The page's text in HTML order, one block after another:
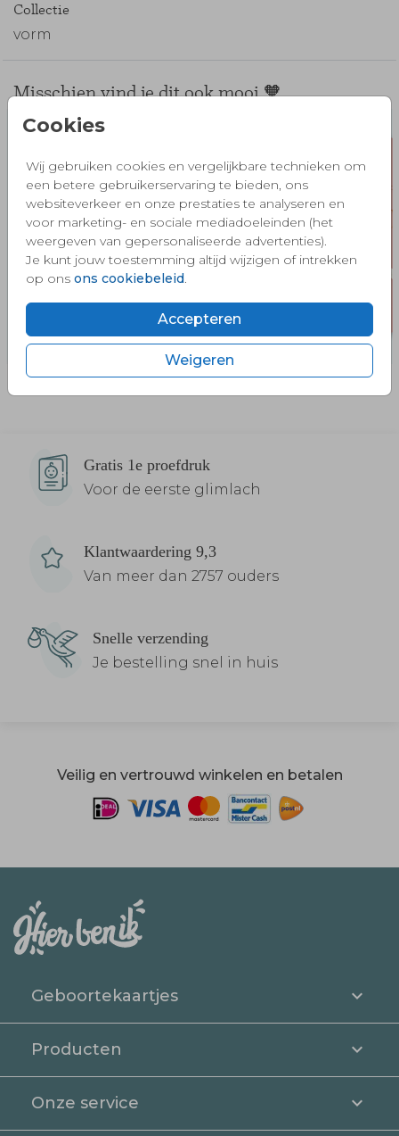
Cookies
Wij gebruiken cookies en vergelijkbare technieken om
een betere gebruikerservaring te bieden, ons
websiteverkeer en onze prestaties te analyseren en
voor marketing- en sociale mediadoeleinden (het
weergeven van gepersonaliseerde advertenties).
Je kunt jouw toestemming altijd wijzigen of intrekken
op ons ons cookiebeleid.
Accepteren
Weigeren
Collectie
vorm
Misschien vind je dit ook mooi 🧡
Gratis 1e proefdruk
Voor de eerste glimlach
Klantwaardering 9,3
Van meer dan 2757 ouders
Snelle verzending
Je bestelling snel in huis
Veilig en vertrouwd winkelen en betalen
Geboortekaartjes
Producten
Onze service